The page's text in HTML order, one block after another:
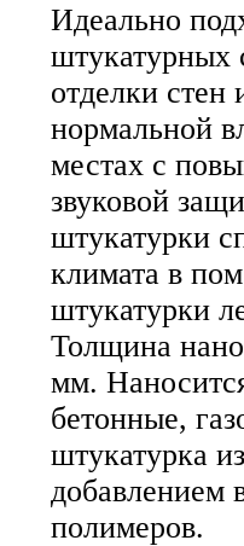
Идеально
штукатурных
отделки
нормальной
местах с
звуковой
штукатурки
климата в
штукатурки
Толщина
мм.
бетонные,
штукатурка
добавлением
полимеров.